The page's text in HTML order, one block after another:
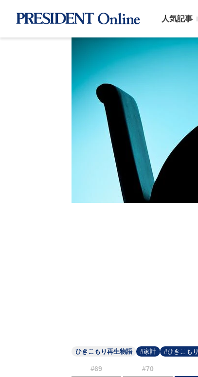
人気記事
ひきこもり再生物語 #家計 #ひきこもり
#69 #70